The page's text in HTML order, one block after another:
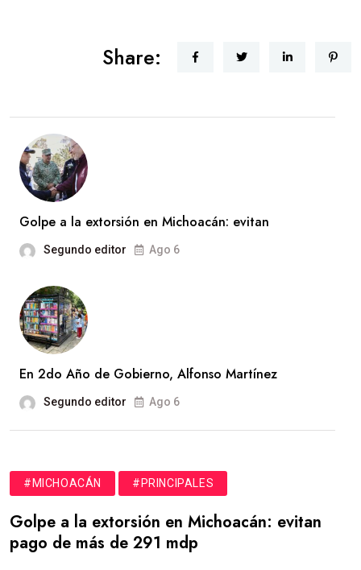
Share:
Golpe a la extorsión en Michoacán: evitan
Segundo editor Ago 6
En 2do Año de Gobierno, Alfonso Martínez
Segundo editor Ago 6
#MICHOACÁN #PRINCIPALES
Golpe a la extorsión en Michoacán: evitan
pago de más de 291 mdp